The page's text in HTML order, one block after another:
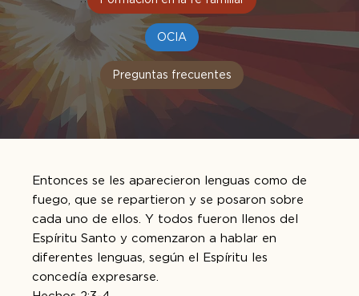
OCIA
Preguntas frecuentes
Entonces se les aparecieron lenguas como de
fuego, que se repartieron y se posaron sobre
cada uno de ellos. Y todos fueron llenos del
Espíritu Santo y comenzaron a hablar en
diferentes lenguas, según el Espíritu les
concedía expresarse.